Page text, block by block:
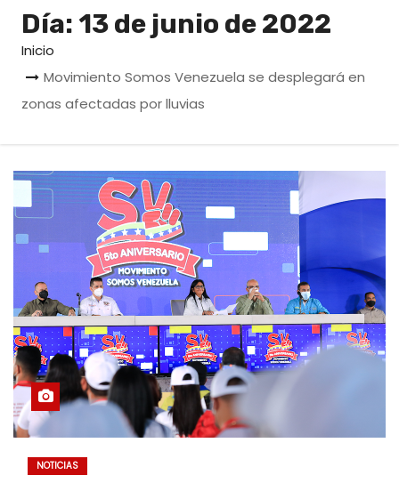
Día: 13 de junio de 2022
Inicio
Movimiento Somos Venezuela se desplegará en
zonas afectadas por lluvias
NOTICIAS